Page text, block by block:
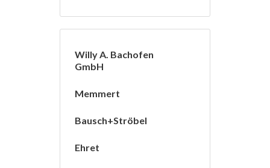
Willy A. Bachofen
GmbH
Memmert
Bausch+Ströbel
Ehret